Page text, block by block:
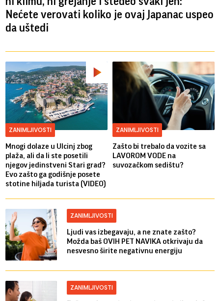
Nećete verovati koliko je ovaj Japanac uspeo
da uštedi
ZANIMLJIVOSTI
Mnogi dolaze u Ulcinj zbog
plaža, ali da li ste posetili
njegov jedinstveni Stari grad?
Evo zašto ga godišnje posete
stotine hiljada turista (VIDEO)
ZANIMLJIVOSTI
Zašto bi trebalo da vozite sa
LAVOROM VODE na
suvozačkom sedištu?
ZANIMLJIVOSTI
Ljudi vas izbegavaju, a ne znate zašto?
Možda baš OVIH PET NAVIKA otkrivaju da
nesvesno širite negativnu energiju
ZANIMLJIVOSTI